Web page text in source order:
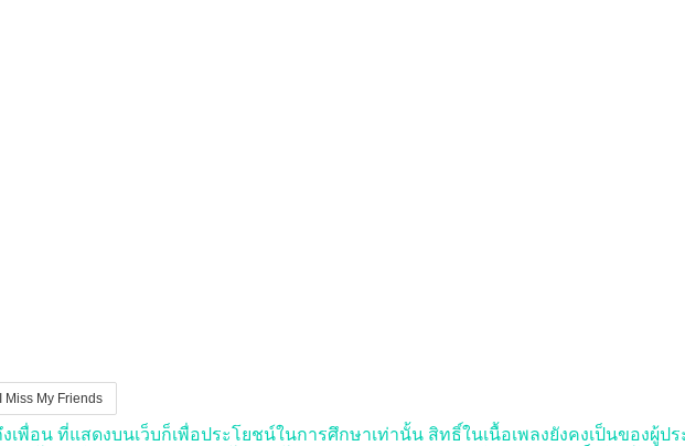
Miss My Friends
งเพื่อน ที่แสดงบนเว็บก็เพื่อประโยชน์ในการศึกษาเท่านั้น สิทธิ์ในเนื้อเพลงยังคงเป็นของผู้ป